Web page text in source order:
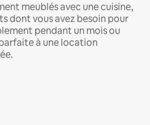
meublés avec une cuisine,
dont vous avez besoin pour
pendant un mois ou
à une location